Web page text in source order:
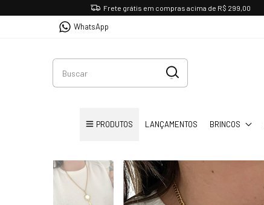
Frete grátis em compras acima de R$ 299,00
WhatsApp
PRODUTOS LANÇAMENTOS BRINCOS